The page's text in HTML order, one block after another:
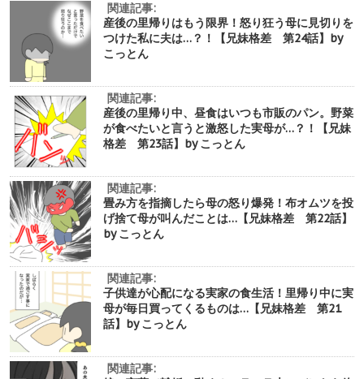
関連記事:
産後の里帰りはもう限界！怒り狂う母に見切りを
つけた私に夫は…？！【兄妹格差 第24話】by
こっとん
関連記事:
産後の里帰り中、昼食はいつも市販のパン。野菜
が食べたいと言うと激怒した実母が…？！【兄妹
格差 第23話】by こっとん
関連記事:
畳み方を指摘したら母の怒り爆発！布オムツを投
げ捨て母が叫んだことは…【兄妹格差 第22話】
by こっとん
関連記事:
子供達が心配になる実家の食生活！里帰り中に実
母が毎日買ってくるものは…【兄妹格差 第21
話】by こっとん
関連記事: